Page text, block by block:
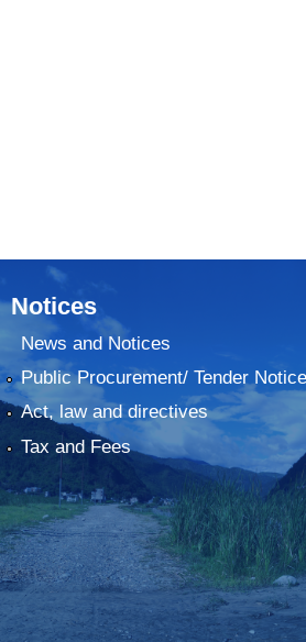
Notices
News and Notices
Public Procurement/ Tender
Act, law and directives
Tax and Fees